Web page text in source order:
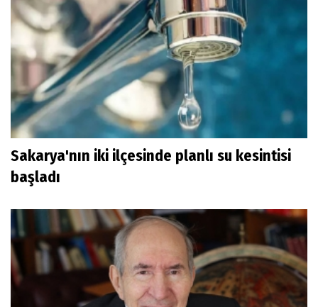
Sakarya'nın iki ilçesinde planlı su kesintisi
başladı